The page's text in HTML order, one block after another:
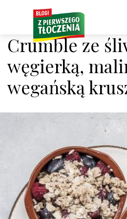
Crumble ze
węgierką,
wegańską